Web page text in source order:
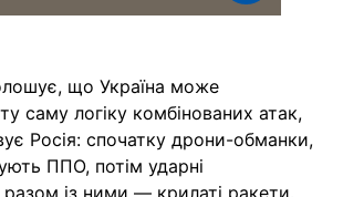
що Україна може
саму логіку комбінованих атак,
Росія: спочатку дрони-обманки,
ППО, потім ударні
разом із ними — крилаті ракети.